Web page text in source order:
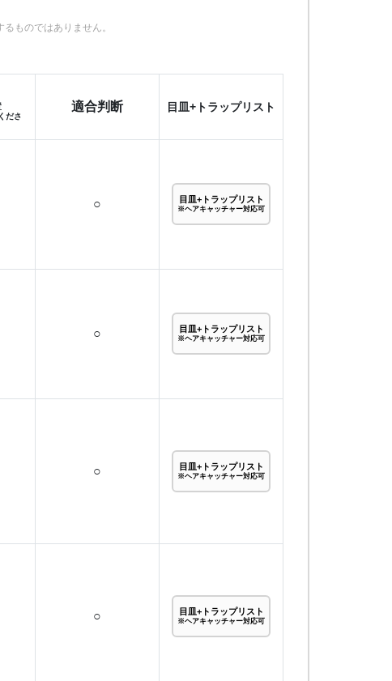
ものではありません。
ださ
適合判断 目皿+トラップリスト
○ 目皿+トラップリスト
※ヘアキャッチャー対応可
○ 目皿+トラップリスト
※ヘアキャッチャー対応可
○ 目皿+トラップリスト
※ヘアキャッチャー対応可
○ 目皿+トラップリスト
※ヘアキャッチャー対応可